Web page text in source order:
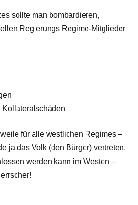
sollte man bombardieren,
Regierungs Regime-Mitglieder
für alle westlichen Regimes –
ja das Volk (den Bürger) vertreten,
werden kann im Westen –